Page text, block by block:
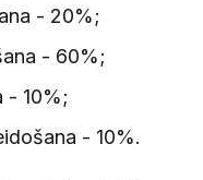
- 20%;
- 60%;
- 10%;
- 10%.